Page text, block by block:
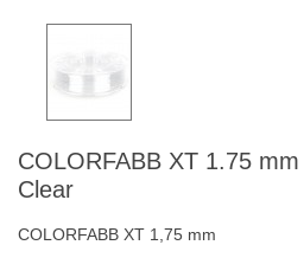
COLORFABB XT 1.75
Clear
COLORFABB XT 1,75 mm